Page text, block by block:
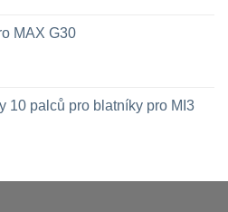
MAX G30
10 palců pro blatníky pro MI3